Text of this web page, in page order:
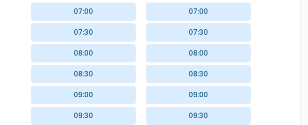
07:00
07:30
08:00
08:30
09:00
09:30
07:00
07:30
08:00
08:30
09:00
09:30